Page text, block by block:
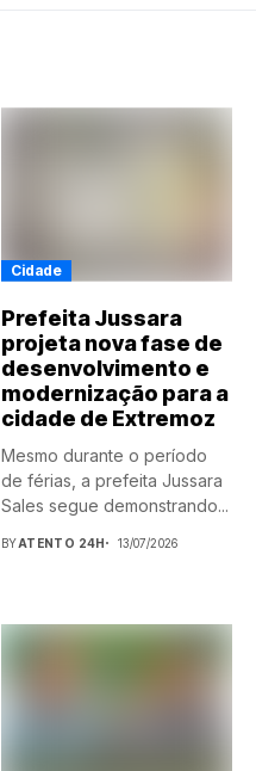
Cidade
Prefeita Jussara
projeta nova fase de
desenvolvimento e
modernização para a
cidade de Extremoz
Mesmo durante o período
de férias, a prefeita Jussara
Sales segue demonstrando...
BYATENTO 24H 13/07/2026